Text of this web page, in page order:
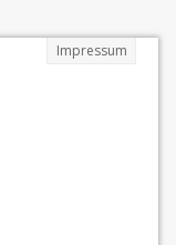
Impressum